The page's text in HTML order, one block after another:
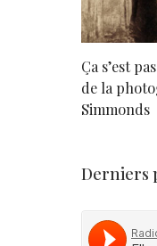
Ça s’est
de la
Simmonds
Derniers